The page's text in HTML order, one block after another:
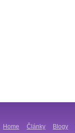
Home Články Blogy